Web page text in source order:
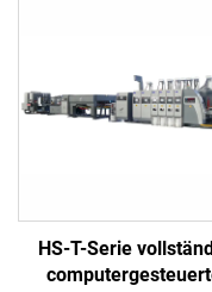
HS-T-Serie